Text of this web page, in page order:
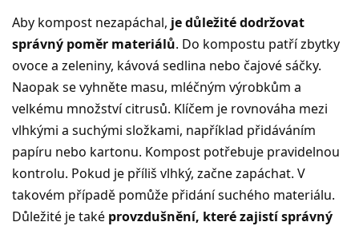
Aby kompost nezapáchal, je důležité dodržovat
správný poměr materiálů. Do kompostu patří zbytky
ovoce a zeleniny, kávová sedlina nebo čajové sáčky.
Naopak se vyhněte masu, mléčným výrobkům a
velkému množství citrusů. Klíčem je rovnováha mezi
vlhkými a suchými složkami, například přidáváním
papíru nebo kartonu. Kompost potřebuje pravidelnou
kontrolu. Pokud je příliš vlhký, začne zapáchat. V
takovém případě pomůže přidání suchého materiálu.
Důležité je také provzdušnění, které zajistí správný